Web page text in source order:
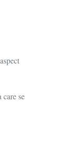
care se